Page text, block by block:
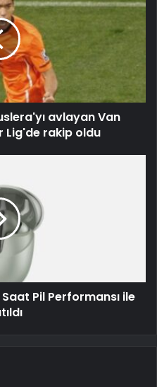
avlayan Van
Lig'de rakip oldu
Pil Performansı ile